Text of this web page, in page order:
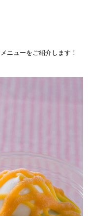
ニューをご紹介します！